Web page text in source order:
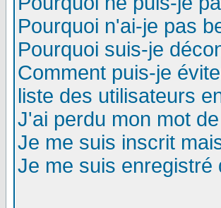
Pourquoi n'ai-je pas
Pourquoi suis-je
Comment puis-je
liste des utilisateurs
J'ai perdu mon mot
Je me suis inscrit
Je me suis enregistré